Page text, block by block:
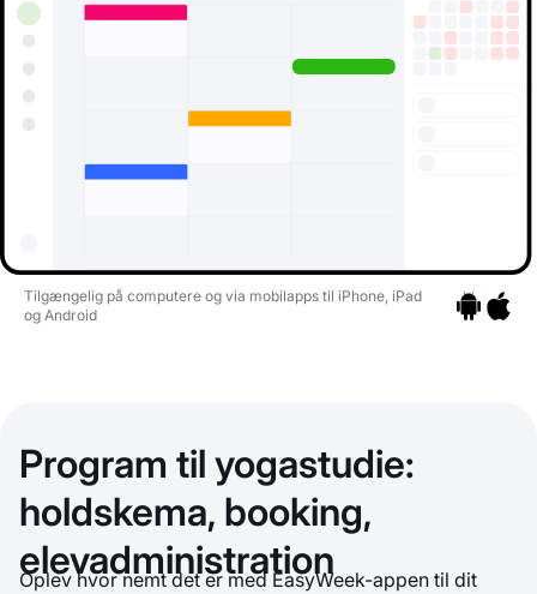
Tilgængelig på computere og via mobilapps til iPhone, iPad
og Android
Program til yogastudie:
holdskema, booking,
elevadministration
Oplev hvor nemt det er med EasyWeek-appen til dit